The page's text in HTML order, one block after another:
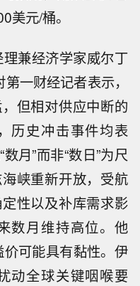
美元/桶。
兼经济学家威尔丁
一财经记者表示，
但相对供应中断的
历史冲击事件均表
月”而非“数日”为尺
峡重新开放，受航
性以及补库需求影
数月维持高位。他
可能具有黏性。伊
动全球关键咽喉要